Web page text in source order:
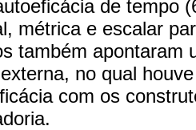
de tempo
métrica e escalar
também apontaram
no qual
com os